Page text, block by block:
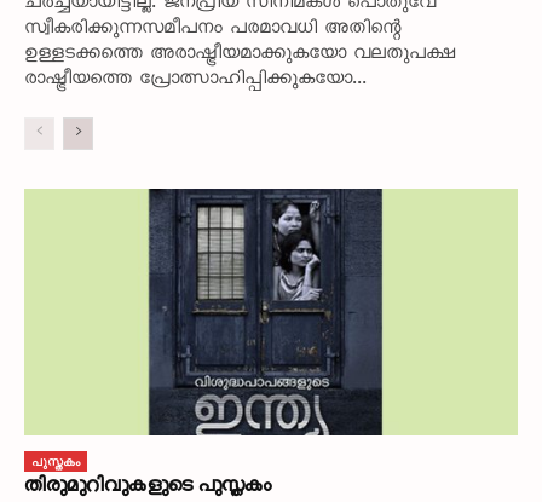
സ്വീകരിക്കുന്നസമീപനം പരമാവധി അതിന്റെ
ഉള്ളടക്കത്തെ അരാഷ്ട്രീയമാക്കുകയോ വലതുപക്ഷ
രാഷ്ട്രീയത്തെ പ്രോത്സാഹിപ്പിക്കുകയോ...
പുസ്തകം
തിരുമുറിവുകളുടെ പുസ്തകം